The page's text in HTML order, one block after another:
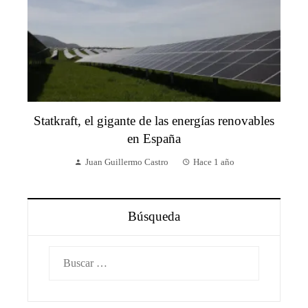
Statkraft, el gigante de las energías renovables
en España
Juan Guillermo Castro Hace 1 año
Búsqueda